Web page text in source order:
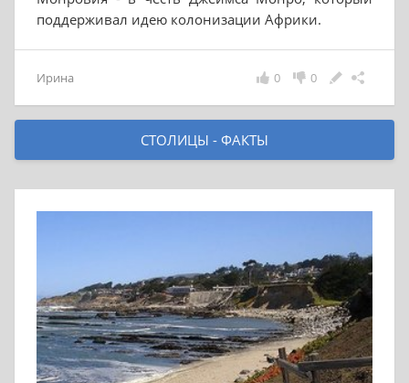
поддерживал идею колонизации Африки.
Ирина 0
0
СТОЛИЦЫ - ФАКТЫ